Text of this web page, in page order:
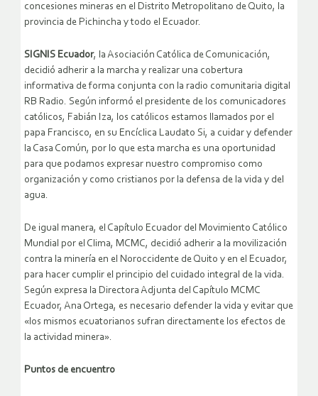
concesiones mineras en el Distrito Metropolitano de Quito, la
provincia de Pichincha y todo el Ecuador.
SIGNIS Ecuador, la Asociación Católica de Comunicación,
decidió adherir a la marcha y realizar una cobertura
informativa de forma conjunta con la radio comunitaria digital
RB Radio. Según informó el presidente de los comunicadores
católicos, Fabián Iza, los católicos estamos llamados por el
papa Francisco, en su Encíclica Laudato Si, a cuidar y defender
la Casa Común, por lo que esta marcha es una oportunidad
para que podamos expresar nuestro compromiso como
organización y como cristianos por la defensa de la vida y del
agua.
De igual manera, el Capítulo Ecuador del Movimiento Católico
Mundial por el Clima, MCMC, decidió adherir a la movilización
contra la minería en el Noroccidente de Quito y en el Ecuador,
para hacer cumplir el principio del cuidado integral de la vida.
Según expresa la Directora Adjunta del Capítulo MCMC
Ecuador, Ana Ortega, es necesario defender la vida y evitar que
«los mismos ecuatorianos sufran directamente los efectos de
la actividad minera».
Puntos de encuentro